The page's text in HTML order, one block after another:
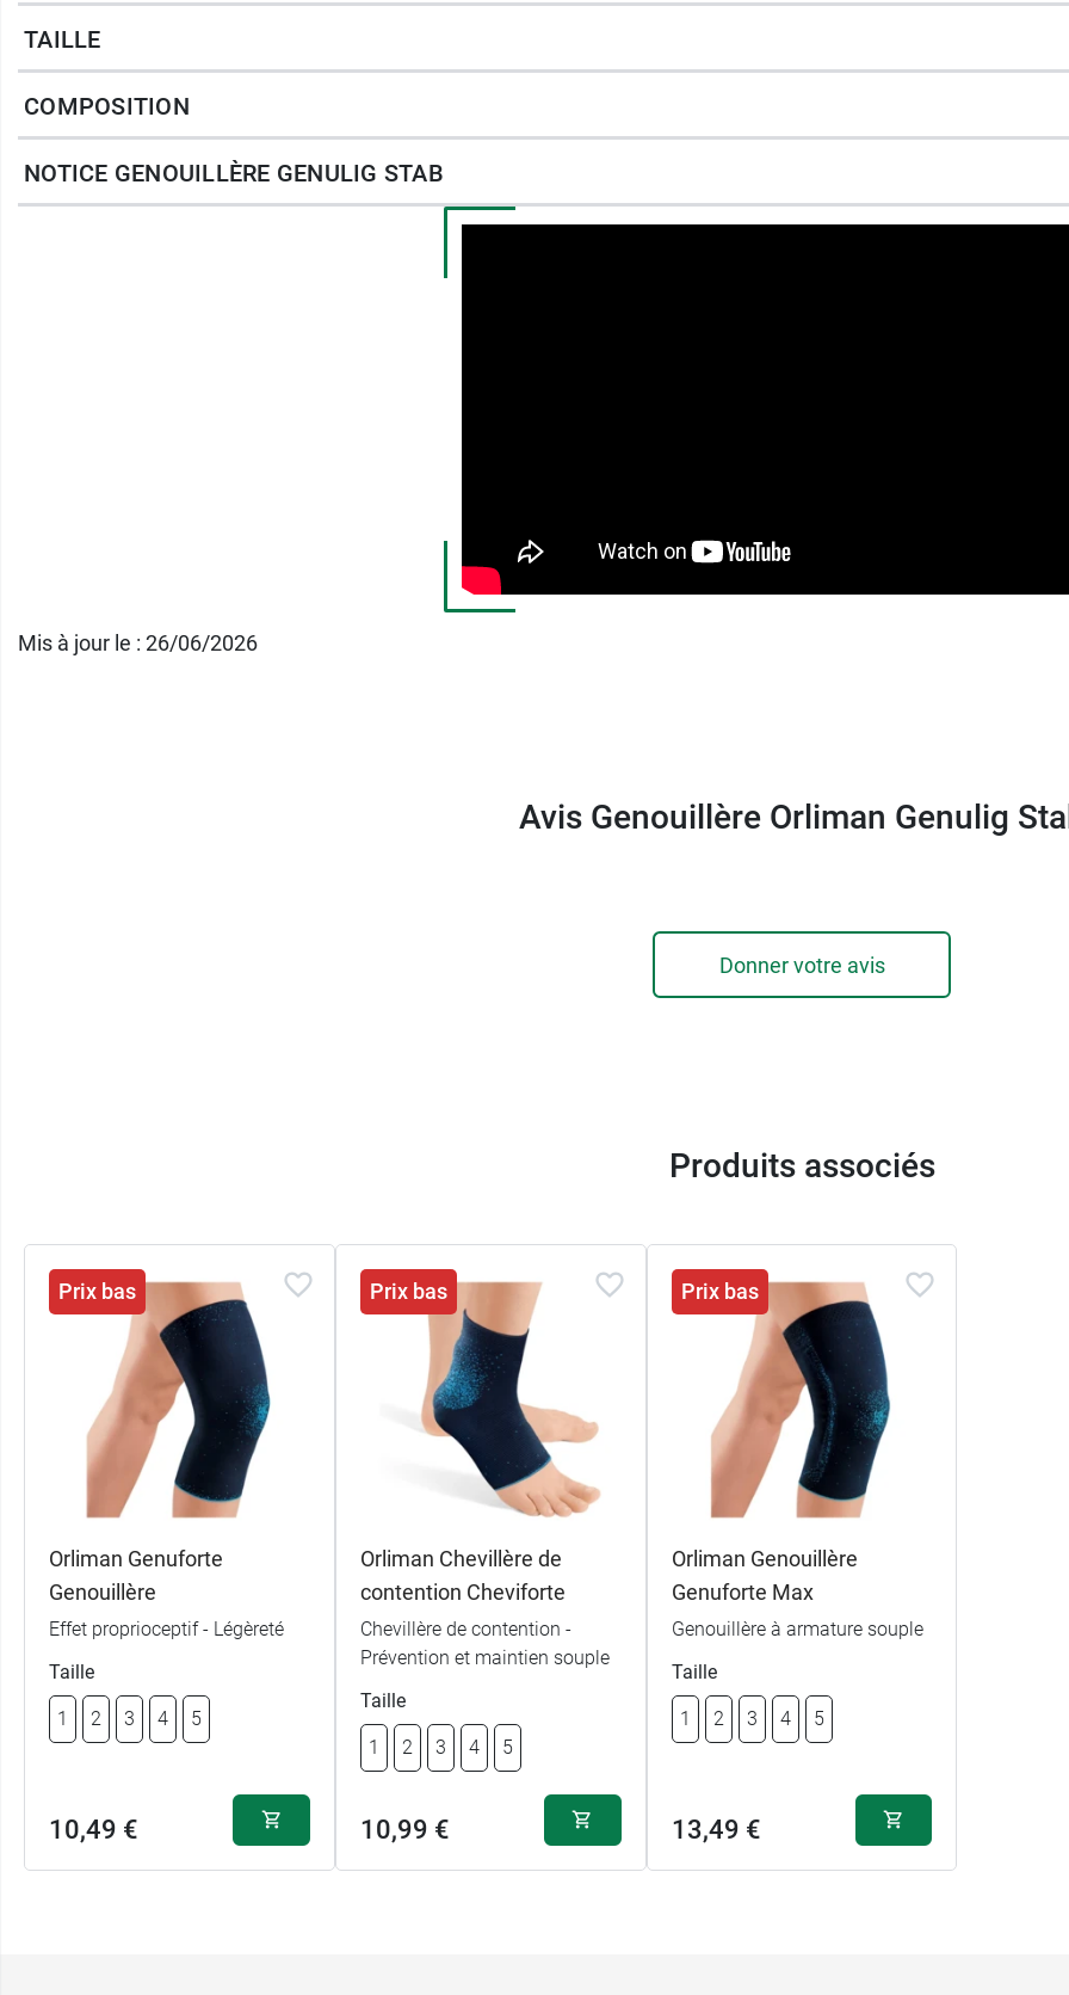
le tendon rotulien. Cela peut être utile en cas degonarthrose, d’affection fémoro-patellaire, de
soutien ligamentaire ou sangle demi-lune pour un maintien rotulien ciblé. Cette adaptabilité permet
accompagner différentes phases de récupération.
Dispositif médical de classe I avec marquage CE.
TAILLE
COMPOSITION
NOTICE GENOUILLÈRE GENULIG STAB
Mis à jour le : 26/06/2026
Avis Genouillère Orliman Genulig
Donner votre avis
Produits associés
Prix bas
Orliman Genuforte
Genouillère
Effet proprioceptif - Légèreté
Taille
1 2 3 4 5
10,49 €
Prix bas
Orliman Chevillère de
contention Cheviforte
Chevillère de contention -
Prévention et maintien souple
Taille
1 2 3 4 5
10,99 €
Prix bas
Orliman Genouillère
Genuforte Max
Genouillère à armature souple
Taille
1 2 3 4 5
13,49 €